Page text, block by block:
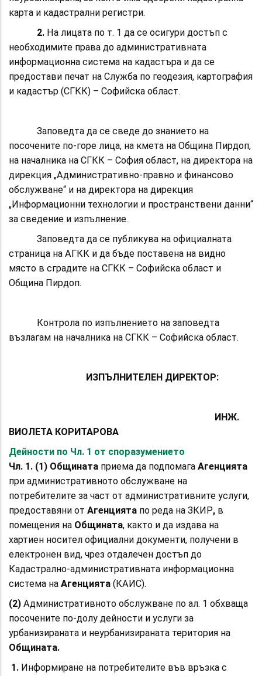
карта и кадастрални регистри.
2. На лицата по т. 1 да се осигури достъп с
необходимите права до административната
информационна система на кадастъра и да се
предостави печат на Служба по геодезия, картография
и кадастър (СГКК) – Софийска област.
Заповедта да се сведе до знанието на
посочените по-горе лица, на кмета на Община Пирдоп,
на началника на СГКК – София област, на директора на
дирекция „Административно-правно и финансово
обслужване“ и на директора на дирекция
„Информационни технологии и пространствени данни“
за сведение и изпълнение.
Заповедта да се публикува на официалната
страница на АГКК и да бъде поставена на видно
място в сградите на СГКК – Софийска област и
Община Пирдоп.
Контрола по изпълнението на заповедта
възлагам на началника на СГКК – Софийска област.
ИЗПЪЛНИТЕЛЕН ДИРЕКТОР:
ИНЖ.
ВИОЛЕТА КОРИТАРОВА
Дейности по Чл. 1 от споразумението
Чл. 1. (1) Общината приема да подпомага Агенцията
при административното обслужване на
потребителите за част от административните услуги,
предоставяни от Агенцията по реда на ЗКИР, в
помещения на Общината, както и да издава на
хартиен носител официални документи, получени в
електронен вид, чрез отдалечен достъп до
Кадастрално-административната информационна
система на Агенцията (КАИС).
(2) Административното обслужване по ал. 1 обхваща
посочените по-долу дейности и услуги за
урбанизираната и неурбанизираната територия на
Общината.
1. Информиране на потребителите във връзка с